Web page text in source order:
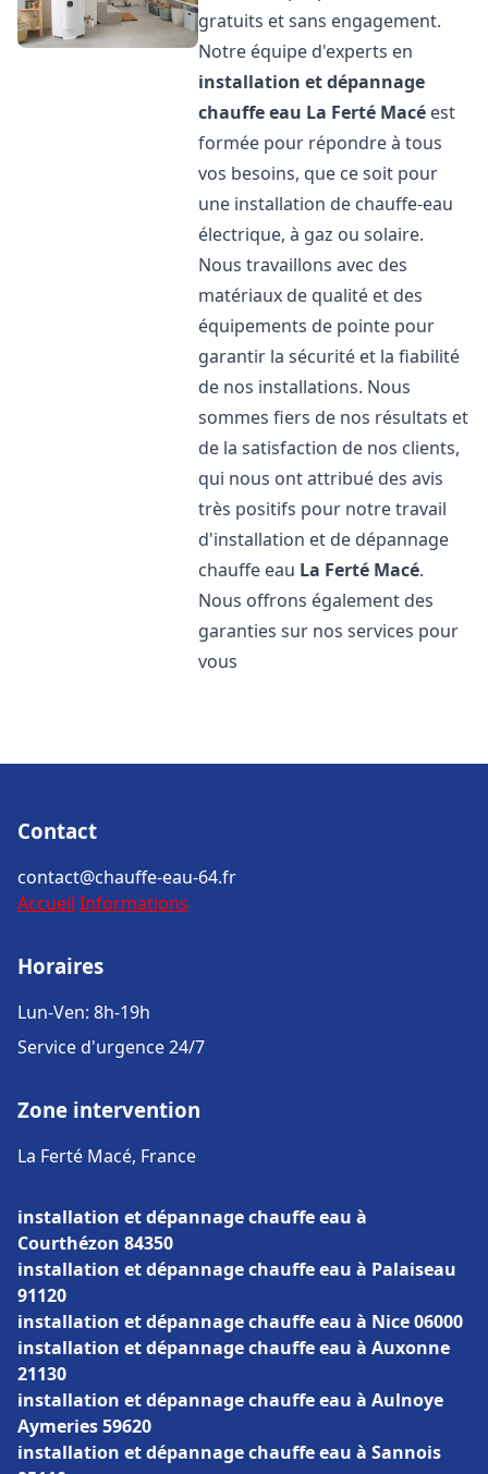
gratuits et sans engagement.
Notre équipe d'experts en
installation et dépannage
chauffe eau La Ferté Macé est
formée pour répondre à tous
vos besoins, que ce soit pour
une installation de chauffe-eau
électrique, à gaz ou solaire.
Nous travaillons avec des
matériaux de qualité et des
équipements de pointe pour
garantir la sécurité et la fiabilité
de nos installations. Nous
sommes fiers de nos résultats et
de la satisfaction de nos clients,
qui nous ont attribué des avis
très positifs pour notre travail
d'installation et de dépannage
chauffe eau La Ferté Macé.
Nous offrons également des
garanties sur nos services pour
vous
Contact
contact@chauffe-eau-64.fr
Accueil Informations
Horaires
Lun-Ven: 8h-19h
Service d'urgence 24/7
Zone intervention
La Ferté Macé, France
installation et dépannage chauffe eau à
Courthézon 84350
installation et dépannage chauffe eau à Palaiseau
91120
installation et dépannage chauffe eau à Nice 06000
installation et dépannage chauffe eau à Auxonne
21130
installation et dépannage chauffe eau à Aulnoye
Aymeries 59620
installation et dépannage chauffe eau à Sannois